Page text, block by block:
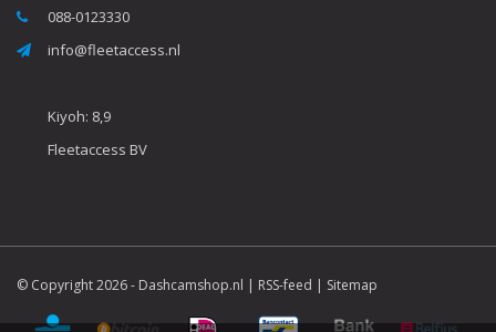
088-0123330
info@fleetaccess.nl
Kiyoh: 8,9
Fleetaccess BV
© Copyright 2026 - Dashcamshop.nl | RSS-feed | Sitemap